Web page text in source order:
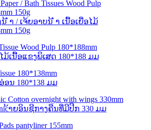
ຳ / ເຈ້ຍອາບນ້ ຳ ເນື້ອເຍື່ອໄມ້
150g
ມ້ເນື້ອແຂງພິເສດ 180*188 ມມ
ອນ 180*138 ມມ
າຍອິນຊີກາງຄືນທີ່ມີປີກ 330 ມມ